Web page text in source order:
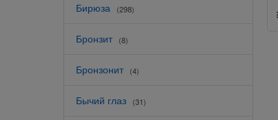
Бирюза (298)
Бронзит (8)
Бронзонит (4)
Бычий глаз (31)